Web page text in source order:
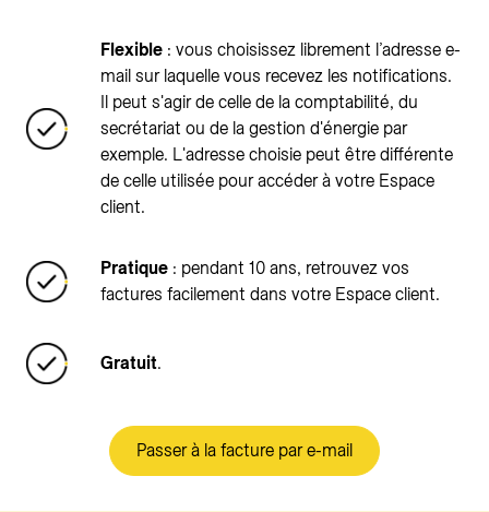
Flexible : vous choisissez librement l’adresse e-
mail sur laquelle vous recevez les notifications.
Il peut s'agir de celle de la comptabilité, du
secrétariat ou de la gestion d'énergie par
exemple. L'adresse choisie peut être différente
de celle utilisée pour accéder à votre Espace
client.
Pratique : pendant 10 ans, retrouvez vos
factures facilement dans votre Espace client.
Gratuit.
Passer à la facture par e-mail